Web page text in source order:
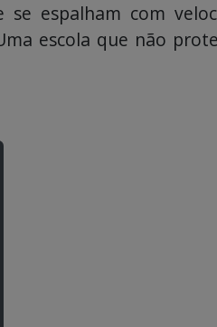
espalham com
escola que não